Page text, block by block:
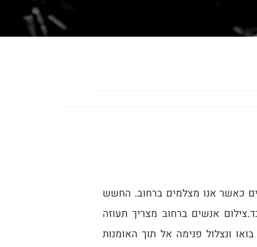
כאשר אנו מצלמים ברחוב. החשש
צילום אנשים ברחוב מצריך תעוזה
ונצלול פנימה אל תוך האומנות